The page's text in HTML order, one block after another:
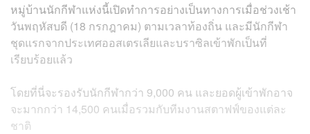
หมู่บ้านนักกีฬาแห่งนี้เปิดทำการอย่างเป็นทางการเมื่อช่วงเช้า
วันพฤหัสบดี (18 กรกฎาคม) ตามเวลาท้องถิ่น และมีนักกีฬา
ชุดแรกจากประเทศออสเตรเลียและบราซิลเข้าพักเป็นที่
เรียบร้อยแล้ว
โดยที่นี่จะรองรับนักกีฬากว่า 9,000 คน และยอดผู้เข้าพักอาจ
จะมากกว่า 14,500 คนเมื่อรวมกับทีมงานสตาฟฟ์ของแต่ละ
ชาติ